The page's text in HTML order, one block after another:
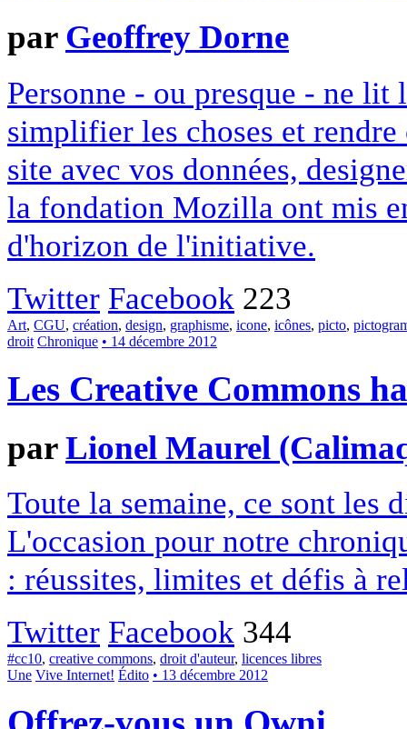
par Geoffrey Dorne
Personne - ou presque - ne
simplifier les choses et
site avec vos données,
la fondation Mozilla ont mis
d'horizon de l'initiative.
Twitter Facebook 223
Art, CGU, création, design, graphisme, icone, icônes, picto,
droit Chronique • 14 décembre 2012
Les Creative Commons
parLionel Maurel
Toute la semaine, ce sont les
L'occasion pour notre
: réussites, limites et défis à
Twitter Facebook 344
#cc10, creative commons, droit d'auteur, licences libres
Une Vive Internet! Édito • 13 décembre 2012